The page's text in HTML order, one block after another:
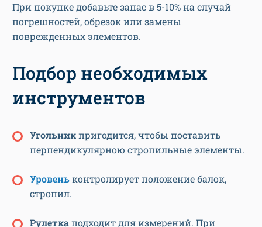
При покупке добавьте запас в 5-10% на случай
погрешностей, обрезок или замены
поврежденных элементов.
Подбор необходимых
инструментов
Угольникпригодится, чтобы поставить
перпендикулярною стропильные элементы.
Уровеньконтролирует положение балок,
стропил.
Рулеткаподходит для измерений. При